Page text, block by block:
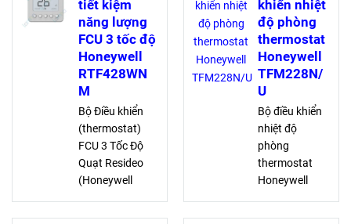
tiết kiệm
năng lượng
FCU 3 tốc độ
Honeywell
RTF428WN
M
Bộ Điều khiển
(thermostat)
FCU 3 Tốc Độ
Quạt Resideo
(Honeywell
RTF428WNM
khiển nhiệt
độ phòng
thermostat
Honeywell
TFM228N/
U
Bộ điều khiển
nhiệt độ
phòng
thermostat
Honeywell
được thiết kế